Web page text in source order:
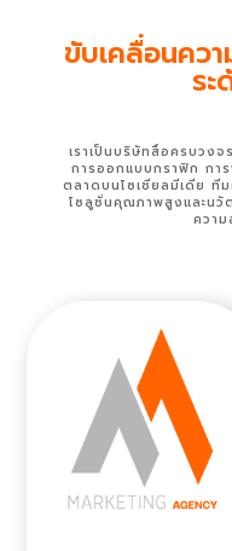
ขับเคลื่อนคว
ร
เราเป็นบริษัทสื่อครบวง
การออกแบบกราฟิก กา
ตลาดบนโซเชียลมีเดีย ทีม
โซลูชั่นคุณภาพสูงและนวั
ความ